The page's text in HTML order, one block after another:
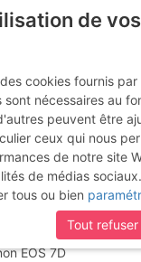
2012 14:03
Mahi
individuel (CC
EOS 7D
de
cookies fournis
sont nécessaires au
peuvent être
ceux qui nous
de notre site
de médias
tous ou bien
Tout refuser